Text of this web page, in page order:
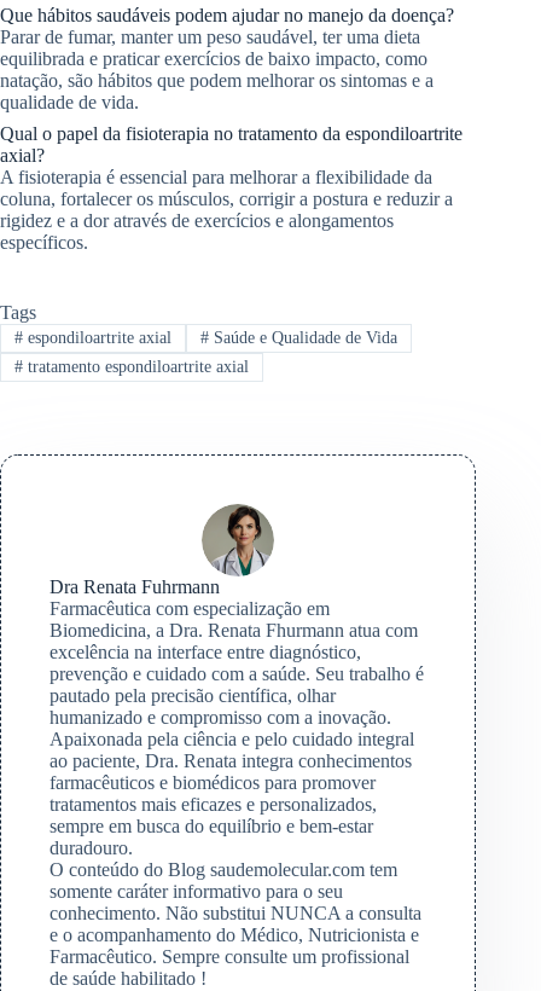
Que hábitos saudáveis podem ajudar no manejo da doença?
Parar de fumar, manter um peso saudável, ter uma dieta
equilibrada e praticar exercícios de baixo impacto, como
natação, são hábitos que podem melhorar os sintomas e a
qualidade de vida.
Qual o papel da fisioterapia no tratamento da espondiloartrite
axial?
A fisioterapia é essencial para melhorar a flexibilidade da
coluna, fortalecer os músculos, corrigir a postura e reduzir a
rigidez e a dor através de exercícios e alongamentos
específicos.
Tags
#espondiloartrite axial #Saúde e Qualidade de Vida
#tratamento espondiloartrite axial
Dra Renata Fuhrmann
Farmacêutica com especialização em
Biomedicina, a Dra. Renata Fhurmann atua com
excelência na interface entre diagnóstico,
prevenção e cuidado com a saúde. Seu trabalho é
pautado pela precisão científica, olhar
humanizado e compromisso com a inovação.
Apaixonada pela ciência e pelo cuidado integral
ao paciente, Dra. Renata integra conhecimentos
farmacêuticos e biomédicos para promover
tratamentos mais eficazes e personalizados,
sempre em busca do equilíbrio e bem-estar
duradouro.
O conteúdo do Blog saudemolecular.com tem
somente caráter informativo para o seu
conhecimento. Não substitui NUNCA a consulta
e o acompanhamento do Médico, Nutricionista e
Farmacêutico. Sempre consulte um profissional
de saúde habilitado !